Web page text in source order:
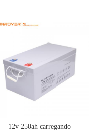
12v 250ah carregando